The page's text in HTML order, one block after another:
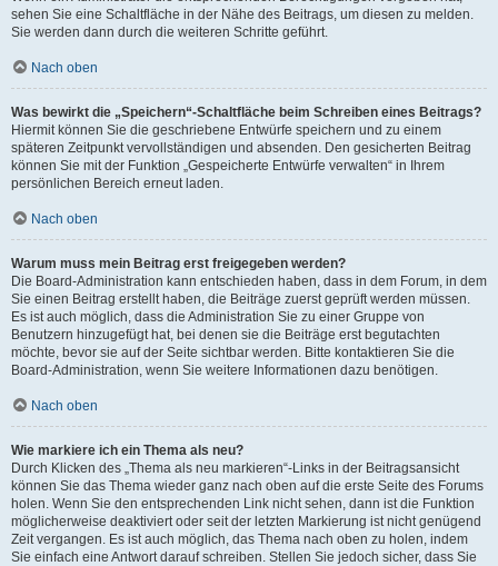
sehen Sie eine Schaltfläche in der Nähe des Beitrags, um diesen zu melden.
Sie werden dann durch die weiteren Schritte geführt.
Nach oben
Was bewirkt die „Speichern“-Schaltfläche beim Schreiben eines Beitrags?
Hiermit können Sie die geschriebene Entwürfe speichern und zu einem
späteren Zeitpunkt vervollständigen und absenden. Den gesicherten Beitrag
können Sie mit der Funktion „Gespeicherte Entwürfe verwalten“ in Ihrem
persönlichen Bereich erneut laden.
Nach oben
Warum muss mein Beitrag erst freigegeben werden?
Die Board-Administration kann entschieden haben, dass in dem Forum, in dem
Sie einen Beitrag erstellt haben, die Beiträge zuerst geprüft werden müssen.
Es ist auch möglich, dass die Administration Sie zu einer Gruppe von
Benutzern hinzugefügt hat, bei denen sie die Beiträge erst begutachten
möchte, bevor sie auf der Seite sichtbar werden. Bitte kontaktieren Sie die
Board-Administration, wenn Sie weitere Informationen dazu benötigen.
Nach oben
Wie markiere ich ein Thema als neu?
Durch Klicken des „Thema als neu markieren“-Links in der Beitragsansicht
können Sie das Thema wieder ganz nach oben auf die erste Seite des Forums
holen. Wenn Sie den entsprechenden Link nicht sehen, dann ist die Funktion
möglicherweise deaktiviert oder seit der letzten Markierung ist nicht genügend
Zeit vergangen. Es ist auch möglich, das Thema nach oben zu holen, indem
Sie einfach eine Antwort darauf schreiben. Stellen Sie jedoch sicher, dass Sie